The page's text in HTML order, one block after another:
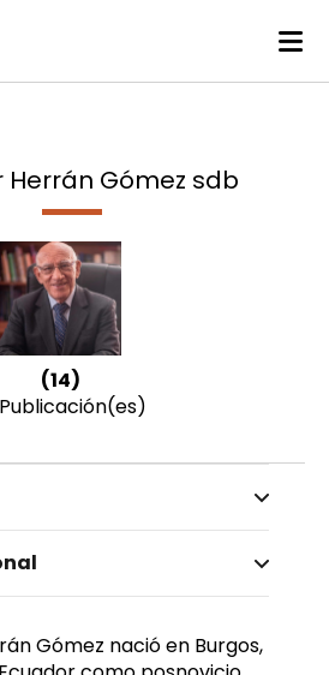
Herrán Gómez sdb
(14)
Publicación(es)
sdb, P. Javier
Salesiana
Gómez nació en Burgos,